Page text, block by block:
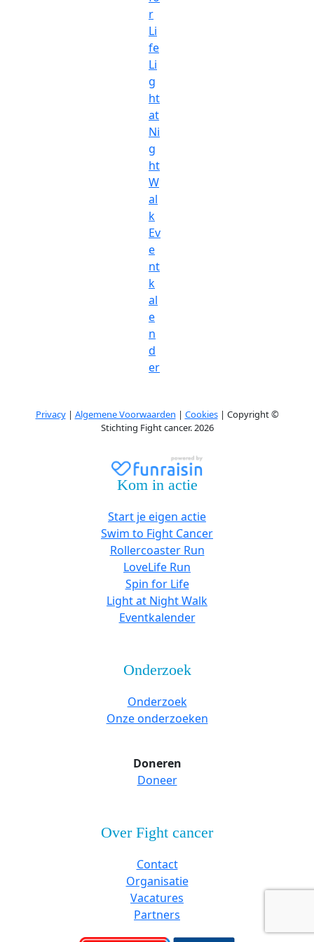
r
Li
fe
Li
g
ht
at
Ni
g
ht
W
al
k
Ev
e
nt
k
al
e
n
d
er
Privacy| Algemene Voorwaarden | Cookies| Copyright ©
Stichting Fight cancer. 2026
Kom in actie
Start je eigen actie
Swim to Fight Cancer
Rollercoaster Run
LoveLife Run
Spin for Life
Light at Night Walk
Eventkalender
Onderzoek
Onderzoek
Onze onderzoeken
Doneren
Doneer
Over Fight cancer
Contact
Organisatie
Vacatures
Partners